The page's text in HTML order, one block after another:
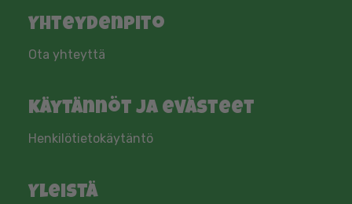
Yhteydenpito​
Ota yhteyttä
Käytännöt ja evästeet
Henkilötietokäytäntö
Yleistä